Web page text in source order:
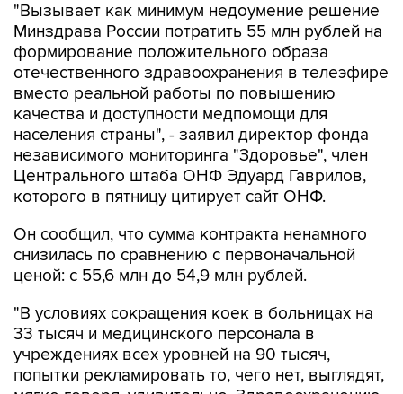
"Вызывает как минимум недоумение решение
Минздрава России потратить 55 млн рублей на
формирование положительного образа
отечественного здравоохранения в телеэфире
вместо реальной работы по повышению
качества и доступности медпомощи для
населения страны", - заявил директор фонда
независимого мониторинга "Здоровье", член
Центрального штаба ОНФ Эдуард Гаврилов,
которого в пятницу цитирует сайт ОНФ.
Он сообщил, что сумма контракта ненамного
снизилась по сравнению с первоначальной
ценой: с 55,6 млн до 54,9 млн рублей.
"В условиях сокращения коек в больницах на
33 тысяч и медицинского персонала в
учреждениях всех уровней на 90 тысяч,
попытки рекламировать то, чего нет, выглядят,